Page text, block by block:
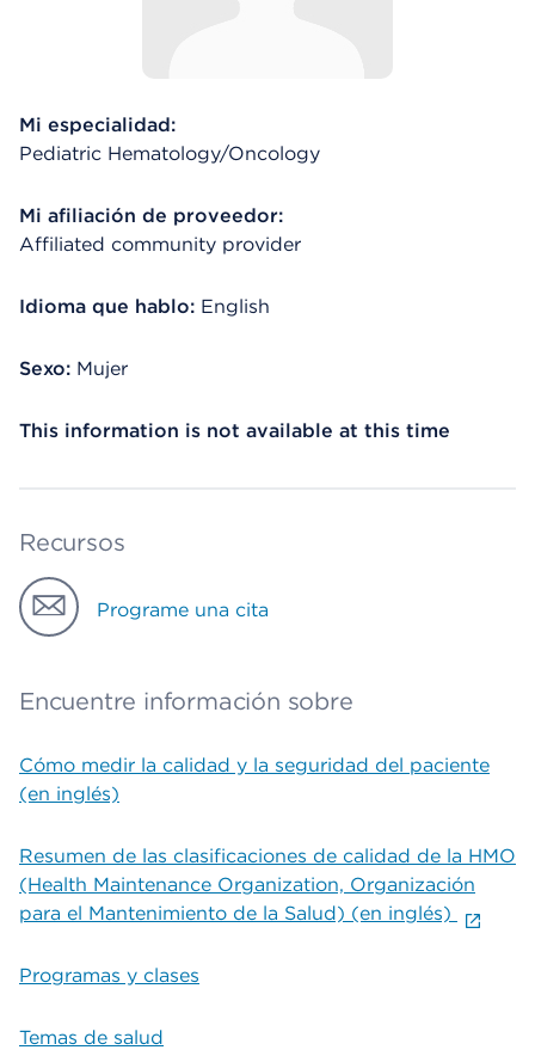
Mi especialidad:
Pediatric Hematology/Oncology
Mi afiliación de proveedor:
Affiliated community provider
Idioma que hablo: English
Sexo: Mujer
This information is not available at this time
Recursos
Programe una cita
Encuentre información sobre
Cómo medir la calidad y la seguridad del paciente
(en inglés)
Resumen de las clasificaciones de calidad de la HMO
(Health Maintenance Organization, Organización
para el Mantenimiento de la Salud) (en inglés)
Programas y clases
Temas de salud